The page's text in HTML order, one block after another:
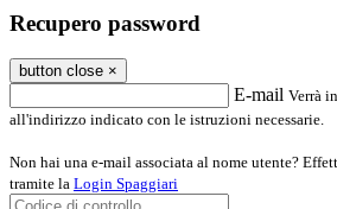
Recupero password
button close ×
E-mail Verrà
all'indirizzo indicato con le istruzioni necessarie.
Non hai una e-mail associata al nome utente?
tramite la Login Spaggiari